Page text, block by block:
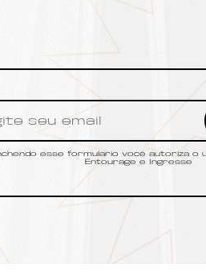
esse formulário você autoriza o
Entourage e Ingresse